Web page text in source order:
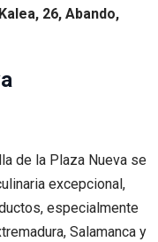
26, Abando,
de la Plaza Nueva se
excepcional,
especialmente
Salamanca y